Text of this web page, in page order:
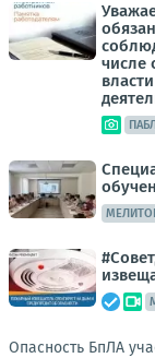
числе
Опасность БпЛА